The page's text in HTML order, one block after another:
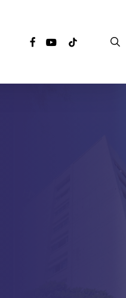
facebookyoutube
tiktok